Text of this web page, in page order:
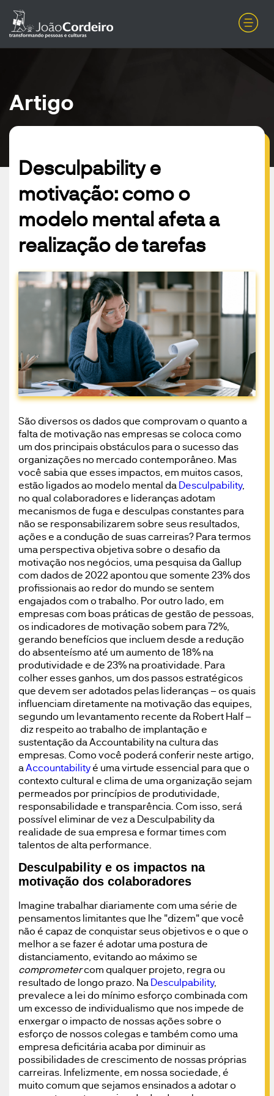
Artigo
Desculpability e
motivação: como o
modelo mental afeta a
realização de tarefas
São diversos os dados que comprovam o quanto a
falta de motivação nas empresas se coloca como
um dos principais obstáculos para o sucesso das
organizações no mercado contemporâneo. Mas
você sabia que esses impactos, em muitos casos,
estão ligados ao modelo mental da Desculpability,
no qual colaboradores e lideranças adotam
mecanismos de fuga e desculpas constantes para
não se responsabilizarem sobre seus resultados,
ações e a condução de suas carreiras? Para termos
uma perspectiva objetiva sobre o desafio da
motivação nos negócios, uma pesquisa da Gallup
com dados de 2022 apontou que somente 23% dos
profissionais ao redor do mundo se sentem
engajados com o trabalho. Por outro lado, em
empresas com boas práticas de gestão de pessoas,
os indicadores de motivação sobem para 72%,
gerando benefícios que incluem desde a redução
do absenteísmo até um aumento de 18% na
produtividade e de 23% na proatividade. Para
colher esses ganhos, um dos passos estratégicos
que devem ser adotados pelas lideranças – os quais
influenciam diretamente na motivação das equipes,
segundo um levantamento recente da Robert Half –
diz respeito ao trabalho de implantação e
sustentação da Accountability na cultura das
empresas. Como você poderá conferir neste artigo,
aAccountabilityé uma virtude essencial para que o
contexto cultural e clima de uma organização sejam
permeados por princípios de produtividade,
responsabilidade e transparência. Com isso, será
possível eliminar de vez a Desculpability da
realidade de sua empresa e formar times com
talentos de alta performance.
Desculpability e os impactos na
motivação dos colaboradores
Imagine trabalhar diariamente com uma série de
pensamentos limitantes que lhe "dizem" que você
não é capaz de conquistar seus objetivos e o que o
melhor a se fazer é adotar uma postura de
distanciamento, evitando ao máximo se
comprometercom qualquer projeto, regra ou
resultado de longo prazo. Na Desculpability,
prevalece a lei do mínimo esforço combinada com
um excesso de individualismo que nos impede de
enxergar o impacto de nossas ações sobre o
esforço de nossos colegas e também como uma
empresa deficitária acaba por diminuir as
possibilidades de crescimento de nossas próprias
carreiras. Infelizmente, em nossa sociedade, é
muito comum que sejamos ensinados a adotar o